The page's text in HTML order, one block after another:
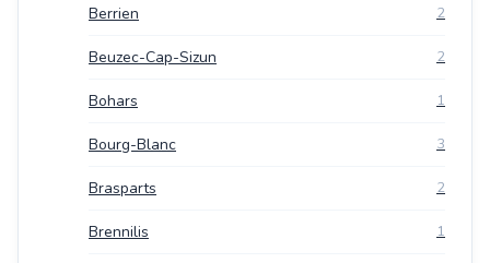
Berrien 2
Beuzec-Cap-Sizun 2
Bohars 1
Bourg-Blanc 3
Brasparts 2
Brennilis 1